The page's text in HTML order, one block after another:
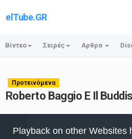
elTube.GR
Βίντεο Σειρές Αρθρα
Προτεινόμενα
Roberto Baggio E Il
Playback on other Websites